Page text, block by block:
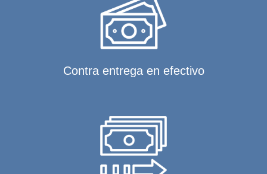
Contra entrega en efectivo